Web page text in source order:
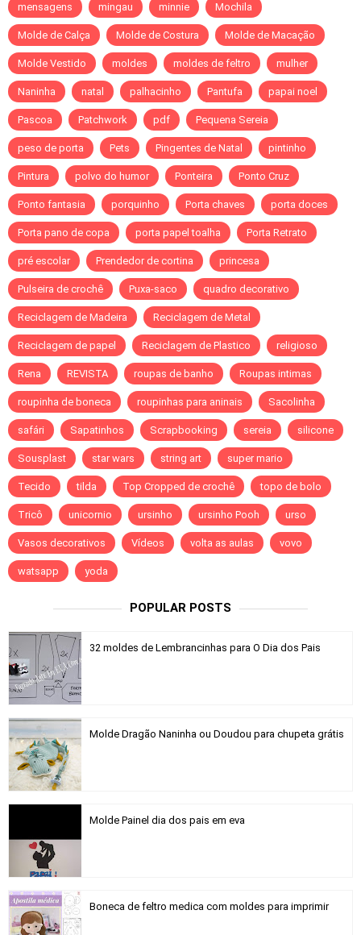
mensagens mingau minnie Mochila
Molde de Calça Molde de Costura Molde de Macação
Molde Vestido moldes moldes de feltro mulher
Naninha natal palhacinho Pantufa papai noel
Pascoa Patchwork pdf Pequena Sereia
peso de porta Pets Pingentes de Natal pintinho
Pintura polvo do humor Ponteira Ponto Cruz
Ponto fantasia porquinho Porta chaves porta doces
Porta pano de copa porta papel toalha Porta Retrato
pré escolar Prendedor de cortina princesa
Pulseira de crochê Puxa-saco quadro decorativo
Reciclagem de Madeira Reciclagem de Metal
Reciclagem de papel Reciclagem de Plastico religioso
Rena REVISTA roupas de banho Roupas intimas
roupinha de boneca roupinhas para aninais Sacolinha
safári Sapatinhos Scrapbooking sereia silicone
Sousplast star wars string art super mario
Tecido tilda Top Cropped de crochê topo de bolo
Tricô unicornio ursinho ursinho Pooh urso
Vasos decorativos Vídeos volta as aulas vovo
watsapp yoda
POPULAR POSTS
32 moldes de Lembrancinhas para O Dia dos Pais
Molde Dragão Naninha ou Doudou para chupeta grátis
Molde Painel dia dos pais em eva
Boneca de feltro medica com moldes para imprimir